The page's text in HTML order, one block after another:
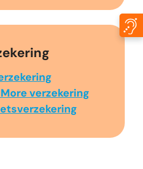
verzekering